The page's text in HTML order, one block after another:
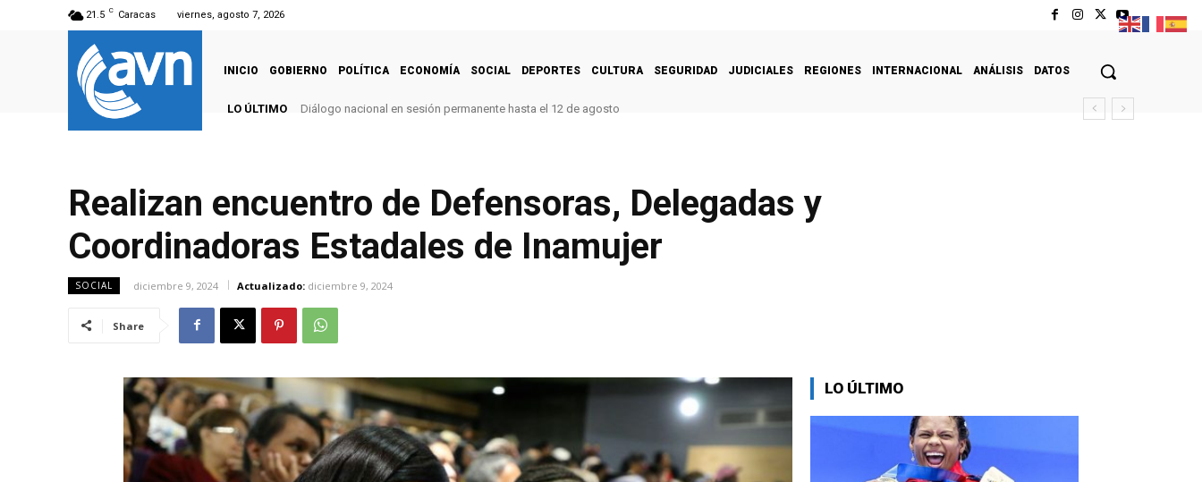
21.5 C Caracas viernes, agosto 7, 2026
INICIO GOBIERNO POLÍTICA ECONOMÍA SOCIAL DEPORTES CULTURA SEGURIDAD JUDICIALES REGIONES INTERNACIONAL ANÁLISIS DATOS
LO ÚLTIMO Diálogo nacional en sesión permanente hasta el 12 de agosto
Realizan encuentro de Defensoras, Delegadas y
Coordinadoras Estadales de Inamujer
SOCIAL diciembre 9, 2024 Actualizado: diciembre 9, 2024
Share
LO ÚLTIMO